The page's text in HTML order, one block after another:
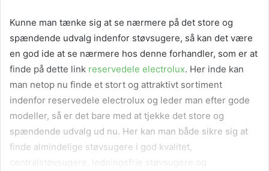
Kunne man tænke sig at se nærmere på det store og
spændende udvalg indenfor støvsugere, så kan det være
en god ide at se nærmere hos denne forhandler, som er at
finde på dette link reservedele electrolux. Her inde kan
man netop nu finde et stort og attraktivt sortiment
indenfor reservedele electrolux og leder man efter gode
modeller, så er det bare med at tjekke det store og
spændende udvalg ud nu. Her kan man både sikre sig at
finde almindelige støvsugere i god kvalitet,
centralstøvsugere, ledningsfrie støvsugere og